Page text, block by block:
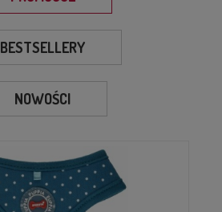
BESTSELLERY
NOWOŚCI